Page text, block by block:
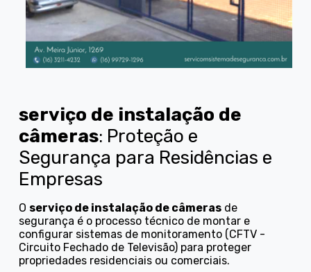
serviço de instalação de
câmeras: Proteção e
Segurança para Residências e
Empresas
O serviço de instalação de câmeras de
segurança é o processo técnico de montar e
configurar sistemas de monitoramento (CFTV -
Circuito Fechado de Televisão) para proteger
propriedades residenciais ou comerciais.